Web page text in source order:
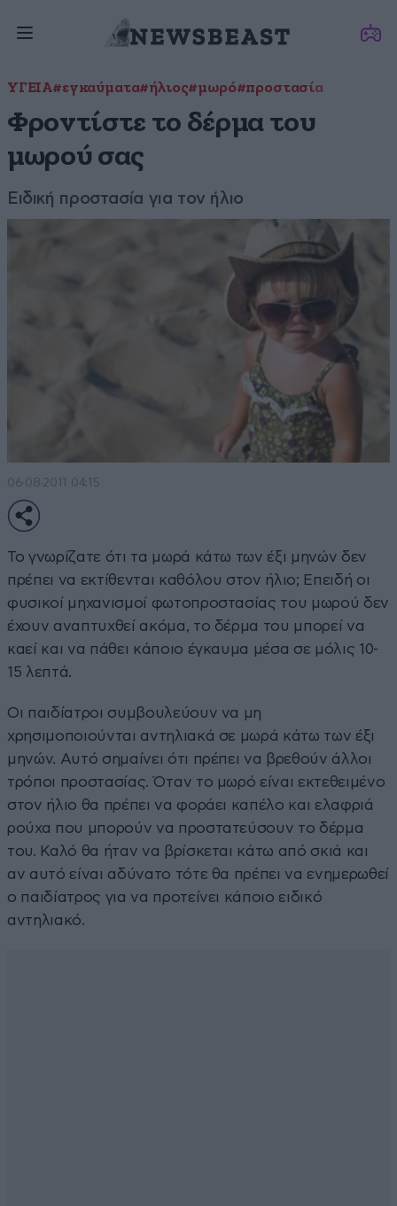
ΥΓΕΙΑ#εγκαύματα#ήλιος#μωρό#προστασία
Φροντίστε το δέρμα του
μωρού σας
Ειδική προστασία για τον ήλιο
06·08·2011 04:15
Το γνωρίζατε ότι τα μωρά κάτω των έξι μηνών δεν
πρέπει να εκτίθενται καθόλου στον ήλιο; Επειδή οι
φυσικοί μηχανισμοί φωτοπροστασίας του μωρού δεν
έχουν αναπτυχθεί ακόμα, το δέρμα του μπορεί να
καεί και να πάθει κάποιο έγκαυμα μέσα σε μόλις 10-
15 λεπτά.
Οι παιδίατροι συμβουλεύουν να μη
χρησιμοποιούνται αντηλιακά σε μωρά κάτω των έξι
μηνών. Αυτό σημαίνει ότι πρέπει να βρεθούν άλλοι
τρόποι προστασίας. Όταν το μωρό είναι εκτεθειμένο
στον ήλιο θα πρέπει να φοράει καπέλο και ελαφριά
ρούχα που μπορούν να προστατεύσουν το δέρμα
του. Καλό θα ήταν να βρίσκεται κάτω από σκιά και
αν αυτό είναι αδύνατο τότε θα πρέπει να ενημερωθεί
ο παιδίατρος για να προτείνει κάποιο ειδικό
αντηλιακό.